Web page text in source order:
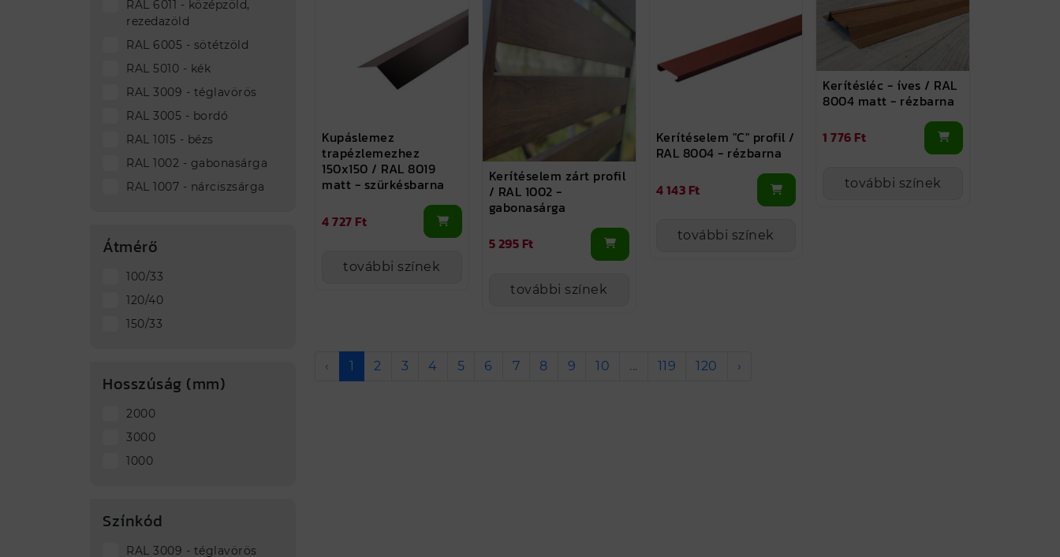
RAL 6011 - középzöld,
rezedazöld
RAL 6005 - sötétzöld
RAL 5010 - kék
RAL 3009 - téglavörös
RAL 3005 - bordó
RAL 1015 - bézs
RAL 1002 - gabonasárga
RAL 1007 - nárciszsárga
Átmérő
100/33
120/40
150/33
Hosszúság (mm)
2000
3000
1000
Színkód
RAL 3009 - téglavörös
Kupáslemez
trapézlemezhez
150x150 / RAL 8019
matt - szürkésbarna
4 727 Ft
további színek
Kerítéselem zárt profil
/ RAL 1002 -
gabonasárga
5 295 Ft
további színek
Kerítéselem "C" profil /
RAL 8004 - rézbarna
4 143 Ft
további színek
Kerítésléc - íves / RAL
8004 matt - rézbarna
1 776 Ft
további színek
‹ 1 2 3 4 5 6 7 8 9 10 ... 119 120 ›